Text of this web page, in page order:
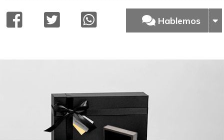
Hablemos